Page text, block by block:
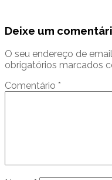
Deixe um
O seu endereço de
obrigatórios marcados
Comentário *